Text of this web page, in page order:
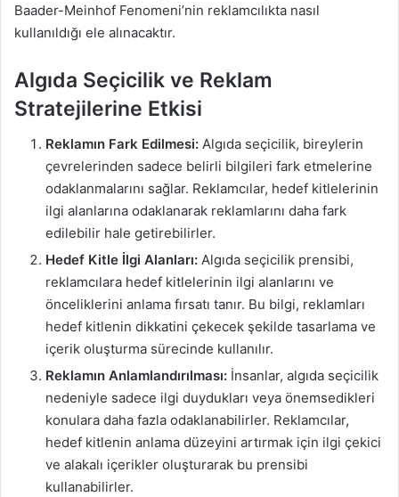
Baader-Meinhof Fenomeni’nin reklamcılıkta nasıl
kullanıldığı ele alınacaktır.
Algıda Seçicilik ve Reklam
Stratejilerine Etkisi
Reklamın Fark Edilmesi: Algıda seçicilik, bireylerin
çevrelerinden sadece belirli bilgileri fark etmelerine
odaklanmalarını sağlar. Reklamcılar, hedef kitlelerinin
ilgi alanlarına odaklanarak reklamlarını daha fark
edilebilir hale getirebilirler.
Hedef Kitle İlgi Alanları: Algıda seçicilik prensibi,
reklamcılara hedef kitlelerinin ilgi alanlarını ve
önceliklerini anlama fırsatı tanır. Bu bilgi, reklamları
hedef kitlenin dikkatini çekecek şekilde tasarlama ve
içerik oluşturma sürecinde kullanılır.
Reklamın Anlamlandırılması: İnsanlar, algıda seçicilik
nedeniyle sadece ilgi duydukları veya önemsedikleri
konulara daha fazla odaklanabilirler. Reklamcılar,
hedef kitlenin anlama düzeyini artırmak için ilgi çekici
ve alakalı içerikler oluşturarak bu prensibi
kullanabilirler.